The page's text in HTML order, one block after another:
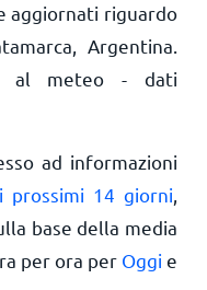
aggiornati riguardo
Argentina.
al meteo - dati
ad informazioni
prossimi 14 giorni
base della media
per ora per Oggi e